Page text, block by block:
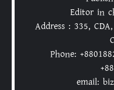
Editor in
Address : 335,
Phone:
email: